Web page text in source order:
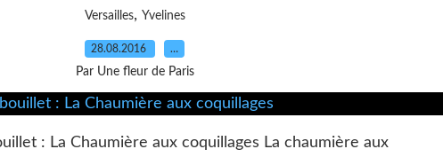
Versailles, Yvelines
28.08.2016 …
Par Une fleur de Paris
: La Chaumière aux coquillages La chaumière aux